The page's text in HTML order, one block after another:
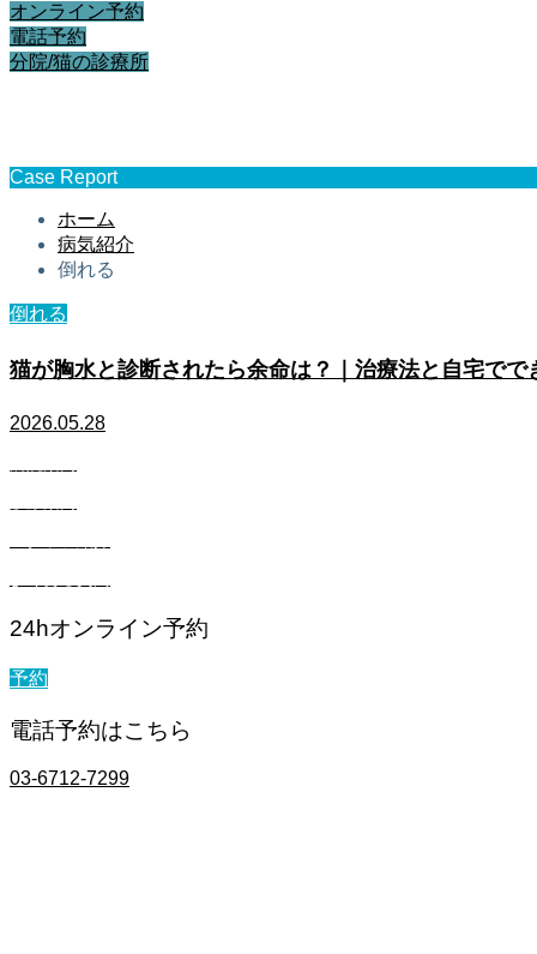
オンライン予約
電話予約
分院/猫の診療所
Case Report
ホーム
病気紹介
倒れる
倒れる
猫が胸水と診断されたら余命は？｜治療法と自宅でで
2026.05.28
24hオンライン予約
予約
電話予約はこちら
03-6712-7299